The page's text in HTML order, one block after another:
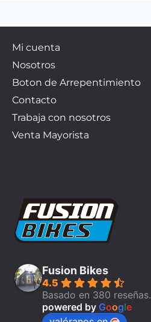
Mi cuenta
Nosotros
Boton de Arrepentimiento
Contacto
Trabaja con nosotros
Venta Mayorista
Fusion Bikes
4.5
Basado en 380 reseñas.
powered by Google